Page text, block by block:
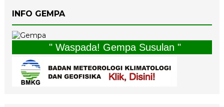
INFO GEMPA
" Waspada! Gempa Susulan "